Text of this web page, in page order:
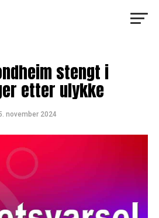
stengt i
etter ulykke
november 2024